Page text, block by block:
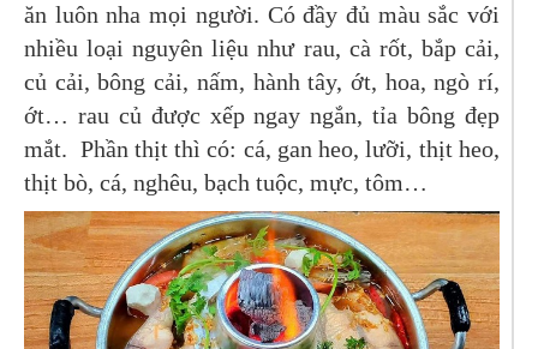
ăn luôn nha mọi người. Có đầy đủ màu sắc với
nhiều loại nguyên liệu như rau, cà rốt, bắp cải,
củ cải, bông cải, nấm, hành tây, ớt, hoa, ngò rí,
ớt… rau củ được xếp ngay ngắn, tỉa bông đẹp
mắt. Phần thịt thì có: cá, gan heo, lưỡi, thịt heo,
thịt bò, cá, nghêu, bạch tuộc, mực, tôm…